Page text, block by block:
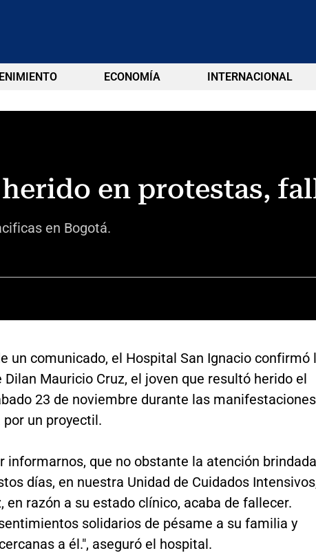
ECONOMÍA INTERNACIONAL
en protestas,
en Bogotá.
un comunicado, el Hospital San Ignacio confirmó
Dilan Mauricio Cruz, el joven que resultó herido el
23 de noviembre durante las manifestaciones
por un proyectil.
informarnos, que no obstante la atención brindada
días, en nuestra Unidad de Cuidados
en razón a su estado clínico, acaba de fallecer.
solidarios de pésame a su familia y
a él.", aseguró el hospital.